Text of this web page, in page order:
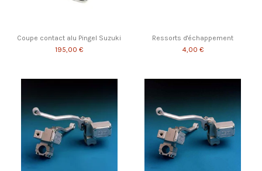
Coupe contact alu Pingel Suzuki
195,00 €
Ressorts d'échappement
4,00 €